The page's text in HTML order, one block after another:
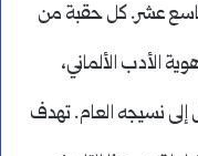
عشر. كل حقبة من
الأدب الألماني،
نسيجه العام. تهدف